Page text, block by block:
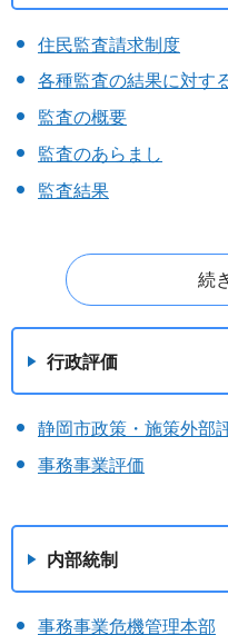
住民監査請求制度
各種監査の結果に対す
監査の概要
監査のあらまし
監査結果
続
行政評価
静岡市政策・施策外部
事務事業評価
内部統制
事務事業危機管理本部